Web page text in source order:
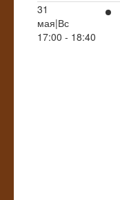
31
мая|Вс
17:00 - 18:40